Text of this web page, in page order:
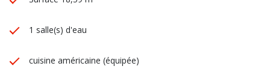
1 salle(s) d'eau
cuisine américaine (équipée)